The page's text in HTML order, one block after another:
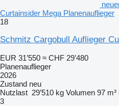
Curtainsider Mega Planenauflieger
18
Schmitz Cargobull Auflieger
EUR 31’550 ≈ CHF 29’480
Planenauflieger
2026
Zustand neu
Nutzlast 29’510 kg Volumen 97 m³
3